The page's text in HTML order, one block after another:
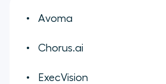
Avoma
Chorus.ai
ExecVision